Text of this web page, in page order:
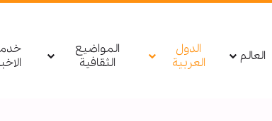
العالم
الدول
العربیة
المواضيع
الثقافية